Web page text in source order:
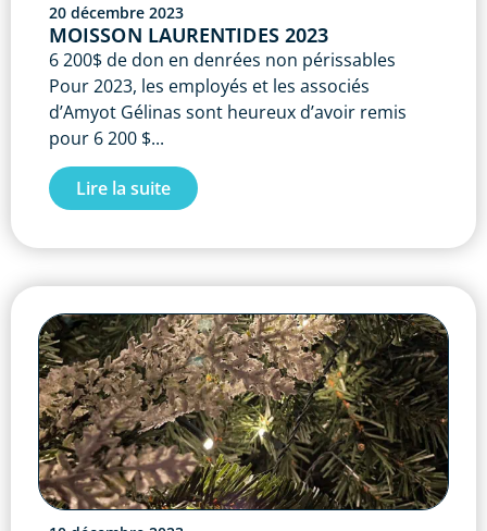
20 décembre 2023
MOISSON LAURENTIDES 2023
6 200$ de don en denrées non périssables
Pour 2023, les employés et les associés
d’Amyot Gélinas sont heureux d’avoir remis
pour 6 200 $...
Lire la suite